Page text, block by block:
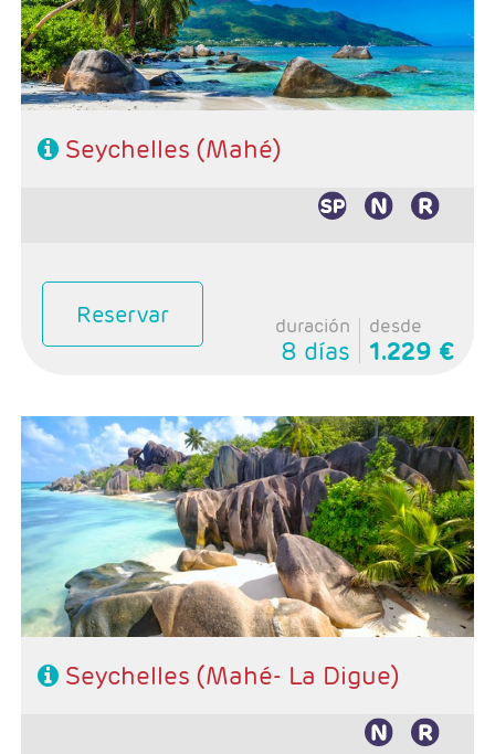
CIRCUITOS
GUIAS DE VIAJES
Seychelles (Mahé)
Reservar duración
8 días
desde
1.229 €
Salidas: Diarias
Combinado Mahé - La Digue
Hoteles de su elección
Seychelles (Mahé- La Digue)